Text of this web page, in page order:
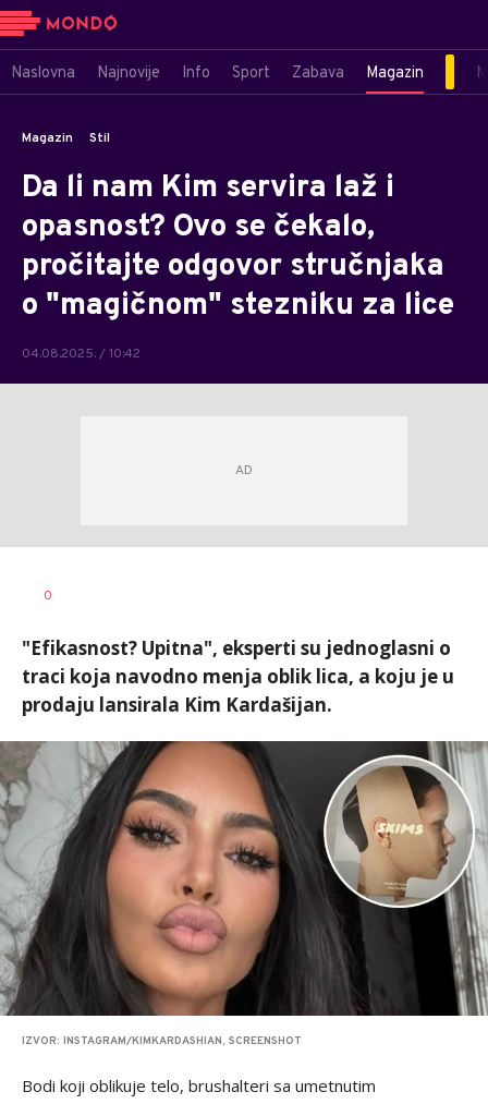
Naslovna Najnovije Info Sport Zabava Magazin
Magazin Stil
Da li nam Kim servira laž i
opasnost? Ovo se čekalo,
pročitajte odgovor stručnjaka
o "magičnom" stezniku za lice
04.08.2025. / 10:42
AUTOR
0
"Efikasnost? Upitna", eksperti su jednoglasni o
traci koja navodno menja oblik lica, a koju je u
prodaju lansirala Kim Kardašijan.
IZVOR: INSTAGRAM/KIMKARDASHIAN, SCREENSHOT
Bodi koji oblikuje telo, brushalteri sa umetnutim